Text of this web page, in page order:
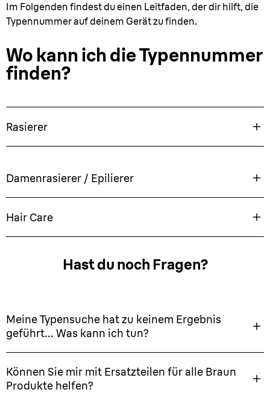
Im Folgenden findest du einen Leitfaden, der dir hilft, die
Typennummer auf deinem Gerät zu finden.
Wo kann ich die Typennummer
finden?
Rasierer
Damenrasierer / Epilierer
Hair Care
Hast du noch Fragen?
Meine Typensuche hat zu keinem Ergebnis
geführt... Was kann ich tun?
Können Sie mir mit Ersatzteilen für alle Braun
Produkte helfen?